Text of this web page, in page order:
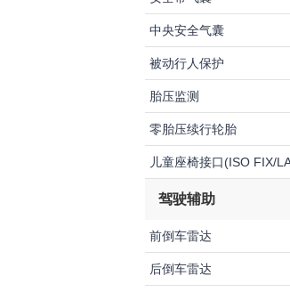
中央安全气囊
被动行人保护
胎压监测
零胎压续行轮胎
儿童座椅接口(ISO FIX/
驾驶辅助
前倒车雷达
后倒车雷达